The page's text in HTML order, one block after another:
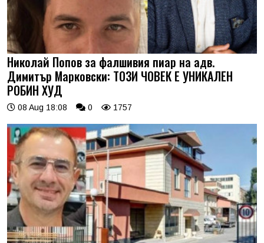
Николай Попов за фалшивия пиар на адв.
Димитър Марковски: ТОЗИ ЧОВЕК Е УНИКАЛЕН
РОБИН ХУД
08 Aug 18:08 0 1757